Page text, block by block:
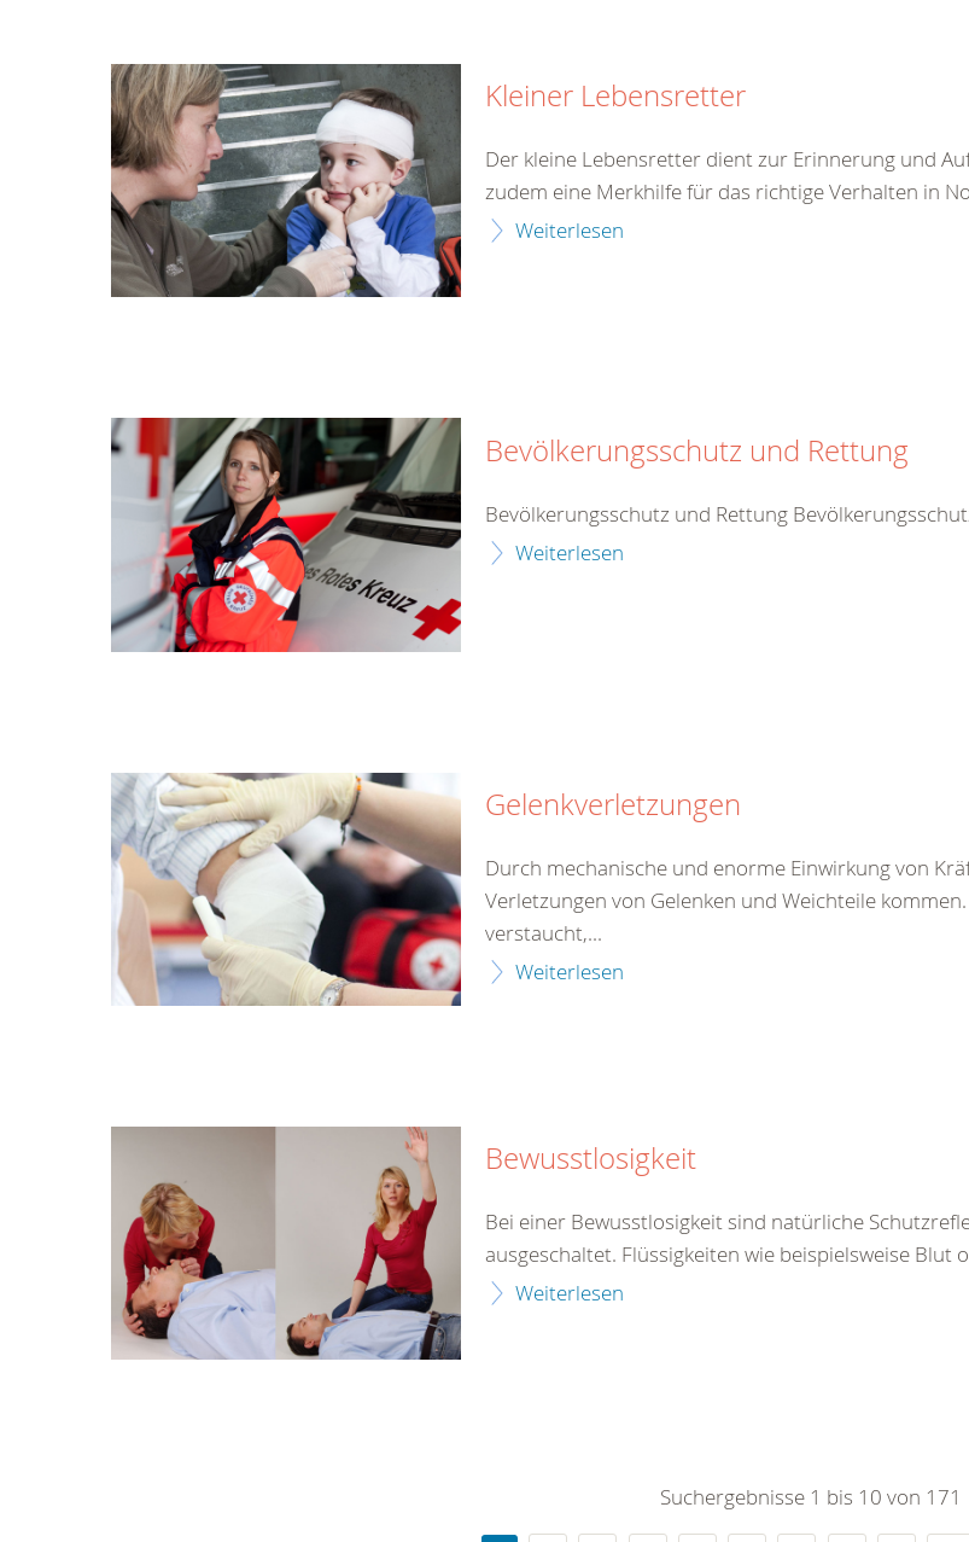
Kleiner Lebensretter
Der kleine Lebensretter dient zur Erinnerung und
zudem eine Merkhilfe für das richtige Verhalten in
Weiterlesen
Bevölkerungsschutz und Rettung
Bevölkerungsschutz und Rettung
Weiterlesen
Gelenkverletzungen
Durch mechanische und enorme Einwirkung von
Verletzungen von Gelenken und Weichteile
verstaucht,...
Weiterlesen
Bewusstlosigkeit
Bei einer Bewusstlosigkeit sind natürliche
ausgeschaltet. Flüssigkeiten wie beispielsweise
Weiterlesen
Suchergebnisse 1 bis 10 von 171